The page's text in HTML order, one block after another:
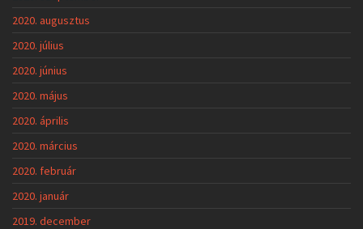
2020. augusztus
2020. július
2020. június
2020. május
2020. április
2020. március
2020. február
2020. január
2019. december